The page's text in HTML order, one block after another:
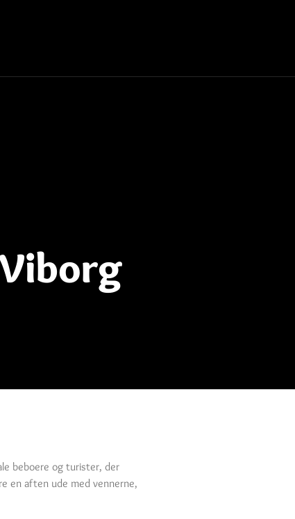
beboere og turister, der
en aften ude med vennerne,